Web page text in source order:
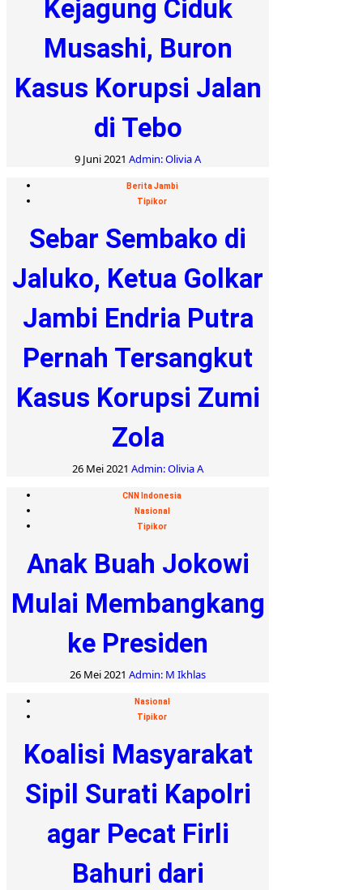
Kejagung Ciduk
Musashi, Buron
Kasus Korupsi Jalan
di Tebo
9 Juni 2021 Admin: Olivia A
Berita Jambi
Tipikor
Sebar Sembako di
Jaluko, Ketua Golkar
Jambi Endria Putra
Pernah Tersangkut
Kasus Korupsi Zumi
Zola
26 Mei 2021 Admin: Olivia A
CNN Indonesia
Nasional
Tipikor
Anak Buah Jokowi
Mulai Membangkang
ke Presiden
26 Mei 2021 Admin: M Ikhlas
Nasional
Tipikor
Koalisi Masyarakat
Sipil Surati Kapolri
agar Pecat Firli
Bahuri dari